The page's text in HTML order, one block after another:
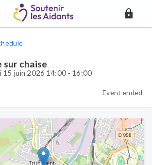
sur chaise
15 juin 2026 14:00 - 16:00
Event ended